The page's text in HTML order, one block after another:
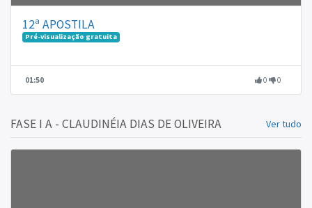
12ª APOSTILA
Pré-visualização gratuita
01:50 0 0
FASE I A - CLAUDINÉIA DIAS DE OLIVEIRA Ver tudo